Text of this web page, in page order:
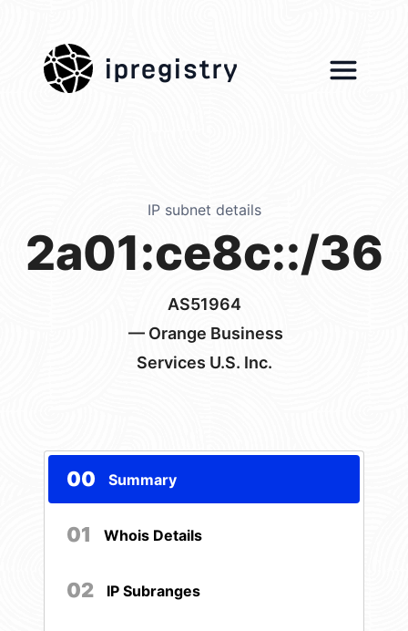
ipregistry
IP subnet details
2a01:ce8c::/36
AS51964
— Orange Business
Services U.S. Inc.
00 Summary
01 Whois Details
02 IP Subranges